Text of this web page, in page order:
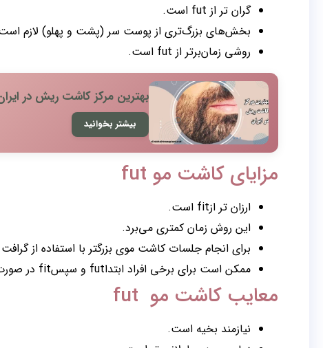
گران تر از fut است.
بخش‌های بزرگ‌تری از پوست سر (پشت و پهلو) لازم است
روشی زمان‌برتر از fut است.
بهترین مرکز کاشت ریش در
بیشتر بخوانید
مزایای کاشت مو fut
ارزان تر ازfit است.
این روش زمان کمتری می‌برد.
برای انجام جلسات کاشت موی بزرگتر با استفاده از
ممکن است برای برخی افراد ابتداfut و سپسfit در صورت نیاز به درمان بیشتر در آینده مناسب‌تر باشد.
معایب کاشت مو fut
نیازمند بخیه است.